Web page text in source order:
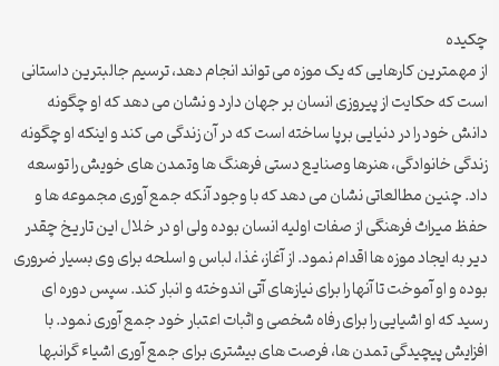
چکیده
از مهمترین کارهایی که یک موزه می تواند انجام دهد، ترسیم جالبترین داستانی
است که حکایت از پیروزی انسان بر جهان دارد و نشان می دهد که او چگونه
دانش خود را در دنیایی برپا ساخته است که در آن زندگی می کند و اینکه او چگونه
زندگی خانوادگی، هنرها وصنایع دستی فرهنگ ها وتمدن های خویش را توسعه
داد. چنین مطالعاتی نشان می دهد که با وجود آنکه جمع آوری مجموعه ها و
حفظ میراث فرهنگی از صفات اولیه انسان بوده ولی او در خلال این تاریخ چقدر
دیر به ایجاد موزه ها اقدام نمود. از آغاز، غذا، لباس و اسلحه برای وی بسیار ضروری
بوده و او آموخت تا آنها را برای نیازهای آتی اندوخته و انبار کند. سپس دوره ای
رسید که او اشیایی را برای رفاه شخصی و اثبات اعتبار خود جمع آوری نمود. با
افزایش پیچیدگی تمدن ها، فرصت های بیشتری برای جمع آوری اشیاء گرانبها